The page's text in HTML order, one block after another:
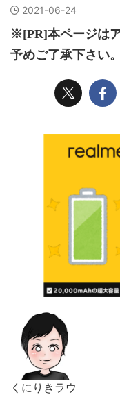
2021-06-24
※[PR]本ページは
予めご了承下さい。
くにりきラウ